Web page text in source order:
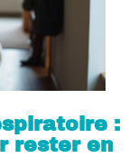
:
rester en